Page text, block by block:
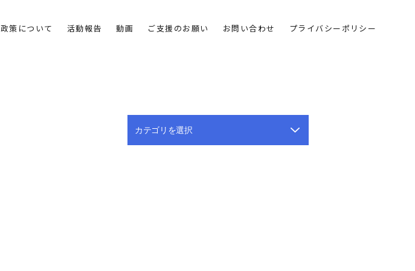
政策について 活動報告 動画 ご支援のお願い お問い合わせ プライバシーポリシー